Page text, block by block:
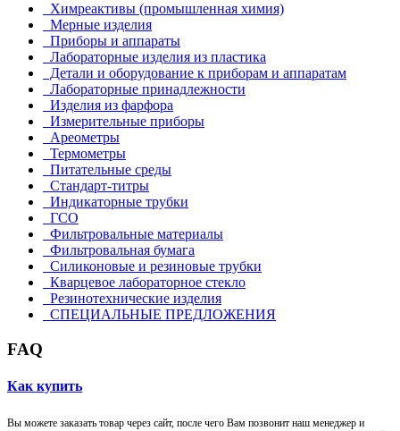
Химреактивы (промышленная химия)
Мерные изделия
Приборы и аппараты
Лабораторные изделия из пластика
Детали и оборудование к приборам и аппаратам
Лабораторные принадлежности
Изделия из фарфора
Измерительные приборы
Ареометры
Термометры
Питательные среды
Стандарт-титры
Индикаторные трубки
ГСО
Фильтровальные материалы
Фильтровальная бумага
Силиконовые и резиновые трубки
Кварцевое лабораторное стекло
Резинотехнические изделия
СПЕЦИАЛЬНЫЕ ПРЕДЛОЖЕНИЯ
FAQ
Как купить
Вы можете заказать товар через сайт, после чего Вам позвонит наш менеджер и